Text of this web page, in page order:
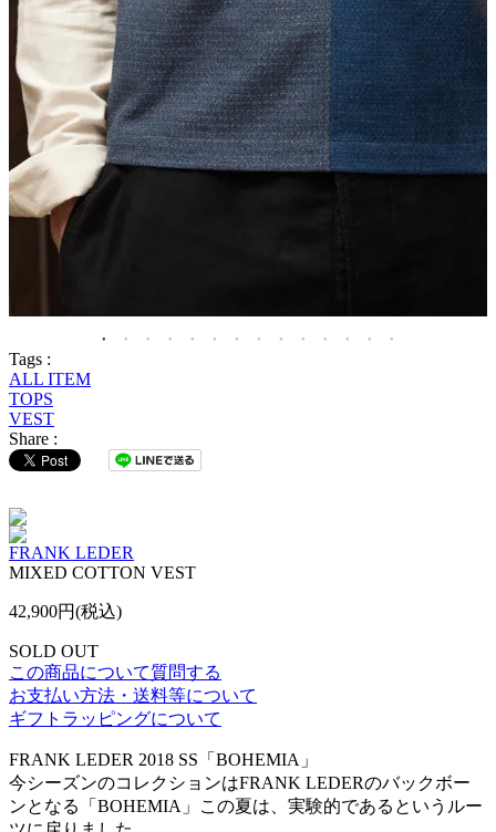
Tags :
ALL ITEM
TOPS
VEST
Share :
FRANK LEDER
MIXED COTTON VEST
42,900円(税込)
SOLD OUT
この商品について質問する
お支払い方法・送料等について
ギフトラッピングについて
FRANK LEDER 2018 SS「BOHEMIA」
今シーズンのコレクションはFRANK LEDERのバックボー
ンとなる「BOHEMIA」この夏は、実験的であるというルー